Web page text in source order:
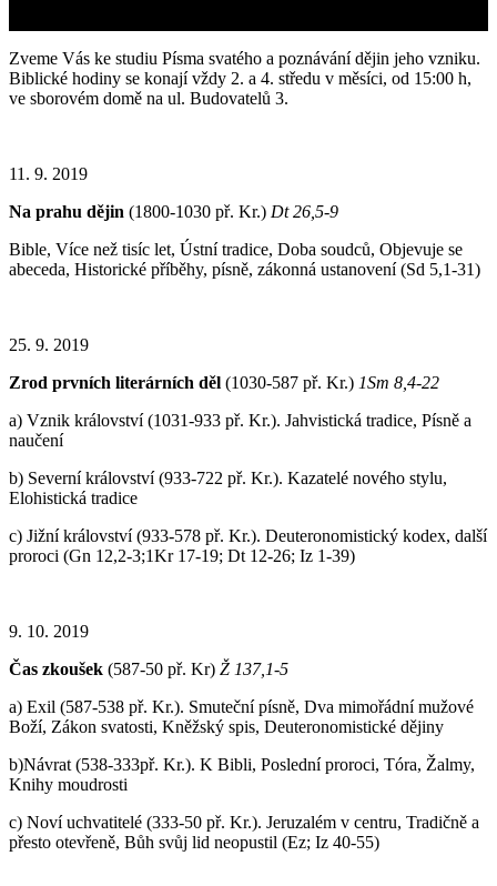
Zveme Vás ke studiu Písma svatého a poznávání dějin jeho vzniku.
Biblické hodiny se konají vždy 2. a 4. středu v měsíci, od 15:00 h,
ve sborovém domě na ul. Budovatelů 3.
11. 9. 2019
Na prahu dějin (1800-1030 př. Kr.) Dt 26,5-9
Bible, Více než tisíc let, Ústní tradice, Doba soudců, Objevuje se
abeceda, Historické příběhy, písně, zákonná ustanovení (Sd 5,1-31)
25. 9. 2019
Zrod prvních literárních děl (1030-587 př. Kr.) 1Sm 8,4-22
a) Vznik království (1031-933 př. Kr.). Jahvistická tradice, Písně a
naučení
b) Severní království (933-722 př. Kr.). Kazatelé nového stylu,
Elohistická tradice
c) Jižní království (933-578 př. Kr.). Deuteronomistický kodex, další
proroci (Gn 12,2-3;1Kr 17-19; Dt 12-26; Iz 1-39)
9. 10. 2019
Čas zkoušek (587-50 př. Kr) Ž 137,1-5
a) Exil (587-538 př. Kr.). Smuteční písně, Dva mimořádní mužové
Boží, Zákon svatosti, Kněžský spis, Deuteronomistické dějiny
b)Návrat (538-333př. Kr.). K Bibli, Poslední proroci, Tóra, Žalmy,
Knihy moudrosti
c) Noví uchvatitelé (333-50 př. Kr.). Jeruzalém v centru, Tradičně a
přesto otevřeně, Bůh svůj lid neopustil (Ez; Iz 40-55)